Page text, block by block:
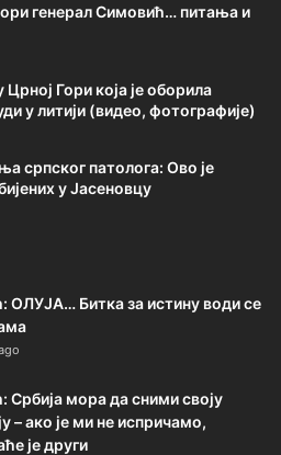
генерал Симовић… питања и
Гори која је оборила
у литији (видео, фотографије)
српског патолога: Ово је
у Јасеновцу
ОЛУЈА… Битка за истину води се
Србија мора да сними своју
– ако је ми не испричамо,
је други